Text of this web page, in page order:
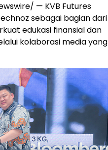
— KVB Futures
sebagai bagian dari
edukasi finansial dan
kolaborasi media yang